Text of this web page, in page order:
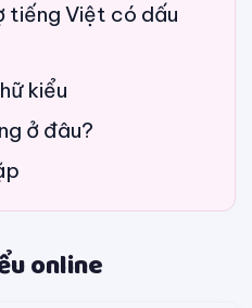
tiếng Việt có dấu
kiểu
ở đâu?
online